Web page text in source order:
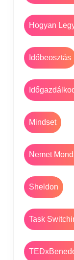
Hogyan
Időbeosztás
Mindset
Nemet
Sheldon
Task